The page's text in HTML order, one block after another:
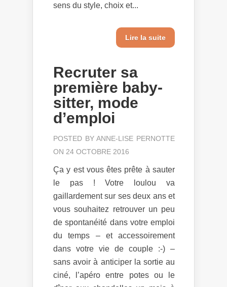
sens du style, choix et...
Lire la suite
Recruter sa
première baby-
sitter, mode
d’emploi
POSTED BYANNE-LISE PERNOTTE
ON 24 OCTOBRE 2016
Ça y est vous êtes prête à sauter
le pas ! Votre loulou va
gaillardement sur ses deux ans et
vous souhaitez retrouver un peu
de spontanéité dans votre emploi
du temps – et accessoirement
dans votre vie de couple :-) –
sans avoir à anticiper la sortie au
ciné, l’apéro entre potes ou le